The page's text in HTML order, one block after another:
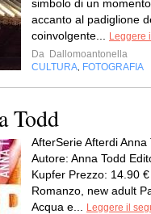
simbolo di un
accanto al padiglione
coinvolgente...
Leggere
Da Dallomoantonella
CULTURA FOTOGRAFIA
Todd
AfterSerie Afterdi
Autore: Anna Todd
Kupfer Prezzo: 14.90
Romanzo, new adult
Acqua e...
Leggere il